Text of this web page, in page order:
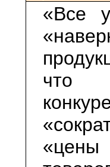
«Все
что
«цены